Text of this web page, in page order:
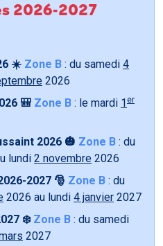
2026-2027
☀️ Zone B : du samedi 4
2026
🎒 Zone B : le mardi 1 er
2026 🎃 Zone B : du
lundi 2 novembre 2026
2027 🎅 Zone B : du
2026 au lundi 4 janvier 2027
❄️ Zone B : du samedi
2027